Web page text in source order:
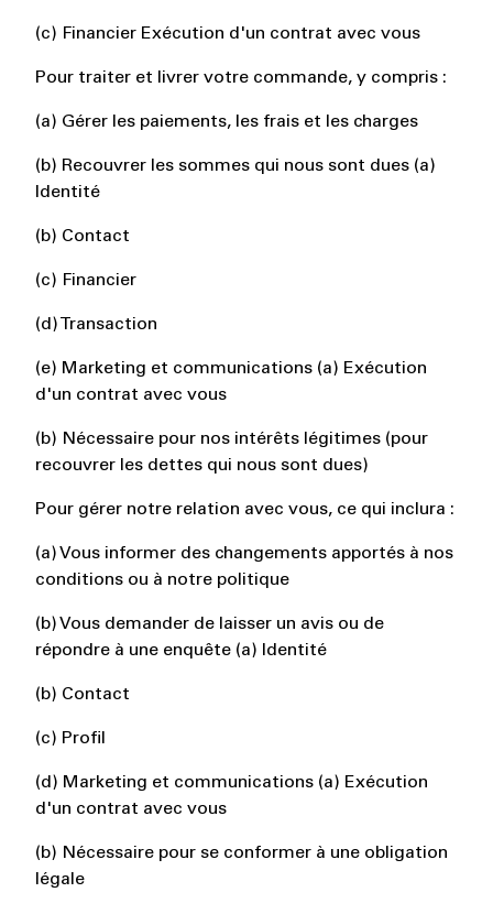
(c) Financier Exécution d'un contrat avec vous
Pour traiter et livrer votre commande, y compris :
(a) Gérer les paiements, les frais et les charges
(b) Recouvrer les sommes qui nous sont dues (a)
Identité
(b) Contact
(c) Financier
(d) Transaction
(e) Marketing et communications (a) Exécution
d'un contrat avec vous
(b) Nécessaire pour nos intérêts légitimes (pour
recouvrer les dettes qui nous sont dues)
Pour gérer notre relation avec vous, ce qui inclura :
(a) Vous informer des changements apportés à nos
conditions ou à notre politique
(b) Vous demander de laisser un avis ou de
répondre à une enquête (a) Identité
(b) Contact
(c) Profil
(d) Marketing et communications (a) Exécution
d'un contrat avec vous
(b) Nécessaire pour se conformer à une obligation
légale